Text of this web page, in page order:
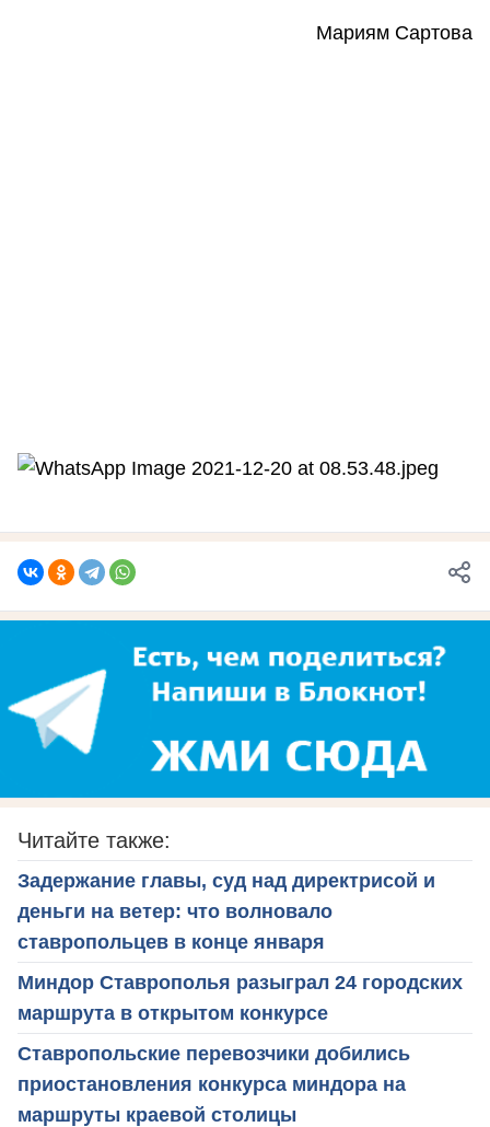
Мариям Сартова
Читайте также:
Задержание главы, суд над директрисой и
деньги на ветер: что волновало
ставропольцев в конце января
Миндор Ставрополья разыграл 24 городских
маршрута в открытом конкурсе
Ставропольские перевозчики добились
приостановления конкурса миндора на
маршруты краевой столицы